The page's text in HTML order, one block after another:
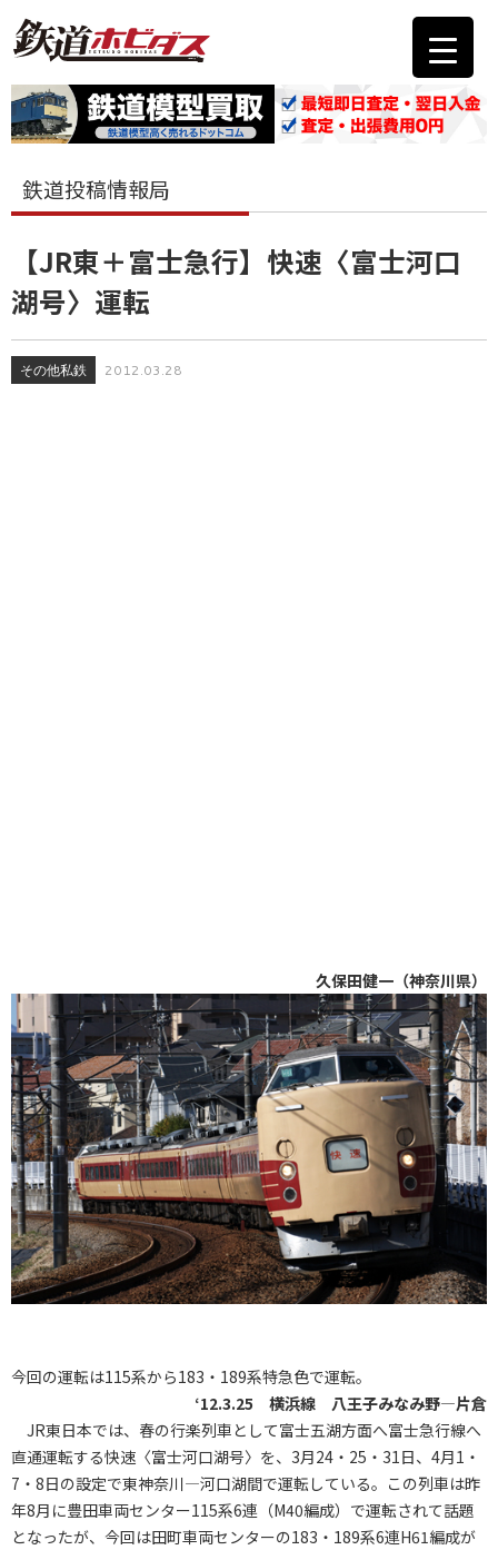
鉄道投稿情報局
【JR東＋富士急行】快速〈富士河口
湖号〉運転
その他私鉄 2012.03.28
久保田健一（神奈川県）
今回の運転は115系から183・189系特急色で運転。
‘12.3.25 横浜線 八王子みなみ野―片倉
JR東日本では、春の行楽列車として富士五湖方面へ富士急行線へ
直通運転する快速〈富士河口湖号〉を、3月24・25・31日、4月1・
7・8日の設定で東神奈川―河口湖間で運転している。この列車は昨
年8月に豊田車両センター115系6連（M40編成）で運転されて話題
となったが、今回は田町車両センターの183・189系6連H61編成が